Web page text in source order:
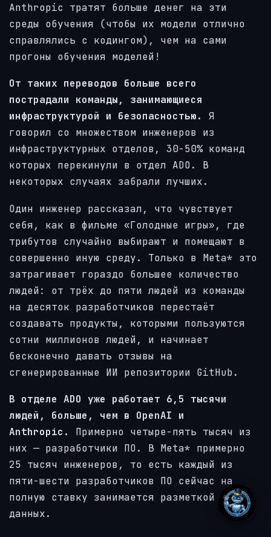
Anthropic тратят больше денег на эти
среды обучения (чтобы их модели отлично
справлялись с кодингом), чем на сами
прогоны обучения моделей!
От таких переводов больше всего
пострадали команды, занимающиеся
инфраструктурой и безопасностью. Я
говорил со множеством инженеров из
инфраструктурных отделов, 30-50% команд
которых перекинули в отдел ADO. В
некоторых случаях забрали лучших.
Один инженер рассказал, что чувствует
себя, как в фильме «Голодные игры», где
трибутов случайно выбирают и помещают в
совершенно иную среду. Только в Meta* это
затрагивает гораздо большее количество
людей: от трёх до пяти людей из команды
на десяток разработчиков перестаёт
создавать продукты, которыми пользуются
сотни миллионов людей, и начинает
бесконечно давать отзывы на
сгенерированные ИИ репозитории GitHub.
В отделе ADO уже работает 6,5 тысячи
людей, больше, чем в OpenAI и
Anthropic. Примерно четыре-пять тысяч из
них — разработчики ПО. В Meta* примерно
25 тысяч инженеров, то есть каждый из
пяти-шести разработчиков ПО сейчас на
полную ставку занимается разметкой
данных.